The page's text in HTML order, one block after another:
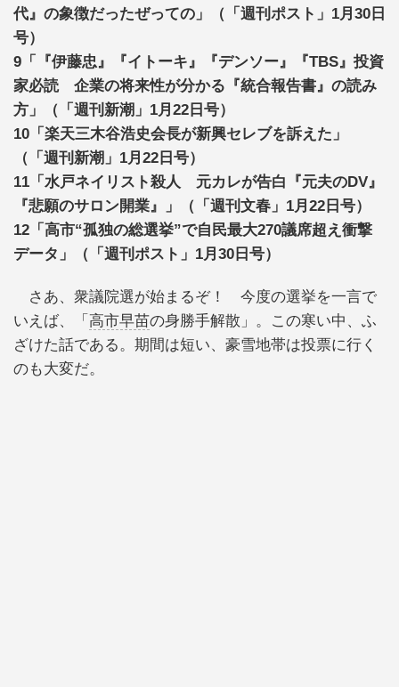
代』の象徴だったぜっての」（「週刊ポスト」1月30日
号）
9「『伊藤忠』『イトーキ』『デンソー』『TBS』投資
家必読 企業の将来性が分かる『統合報告書』の読み
方」（「週刊新潮」1月22日号）
10「楽天三木谷浩史会長が新興セレブを訴えた」
（「週刊新潮」1月22日号）
11「水戸ネイリスト殺人 元カレが告白『元夫のDV』
『悲願のサロン開業』」（「週刊文春」1月22日号）
12「高市“孤独の総選挙”で自民最大270議席超え衝撃
データ」（「週刊ポスト」1月30日号）
さあ、衆議院選が始まるぞ！ 今度の選挙を一言で
いえば、「 高市早苗の身勝手解散」。この寒い中、ふ
ざけた話である。期間は短い、豪雪地帯は投票に行く
のも大変だ。